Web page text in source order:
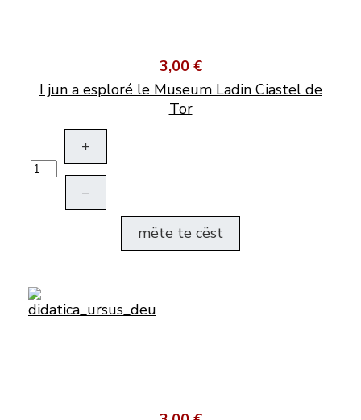
3,00 €
I jun a esploré le Museum Ladin Ciastel de
Tor
+
–
mëte te cëst